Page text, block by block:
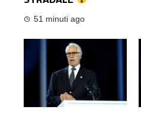
51 minuti ago